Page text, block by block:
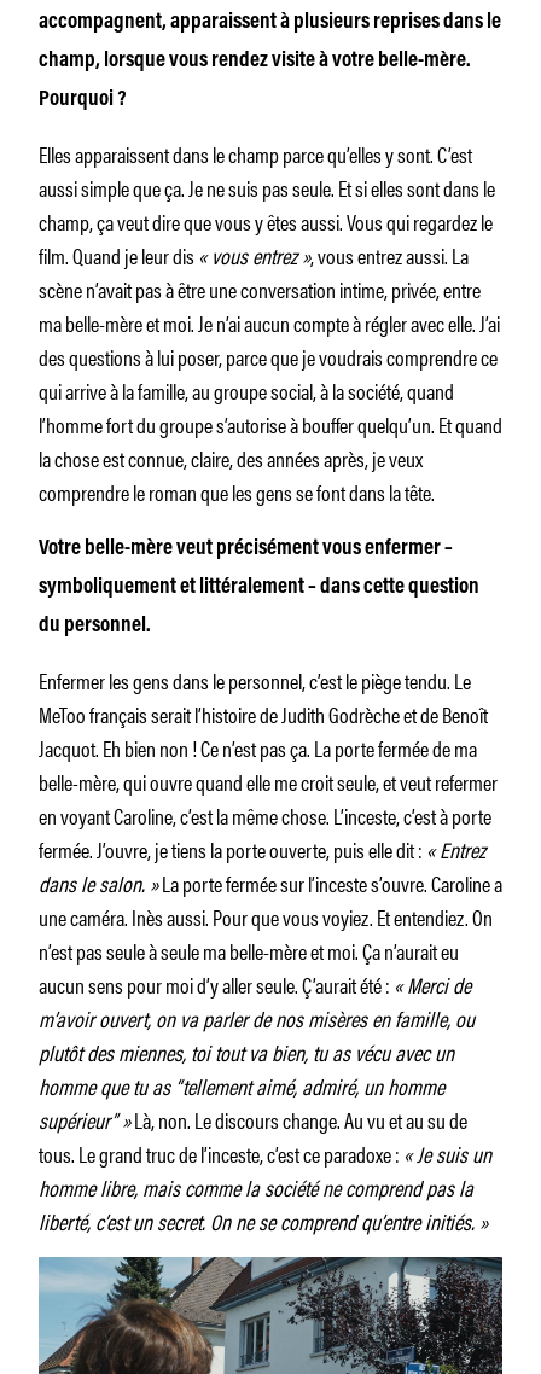
accompagnent, apparaissent à plusieurs reprises dans le
champ, lorsque vous rendez visite à votre belle-mère.
Pourquoi ?
Elles apparaissent dans le champ parce qu’elles y sont. C’est
aussi simple que ça. Je ne suis pas seule. Et si elles sont dans le
champ, ça veut dire que vous y êtes aussi. Vous qui regardez le
film. Quand je leur dis« vous entrez », vous entrez aussi. La
scène n’avait pas à être une conversation intime, privée, entre
ma belle-mère et moi. Je n’ai aucun compte à régler avec elle. J’ai
des questions à lui poser, parce que je voudrais comprendre ce
qui arrive à la famille, au groupe social, à la société, quand
l’homme fort du groupe s’autorise à bouffer quelqu’un. Et quand
la chose est connue, claire, des années après, je veux
comprendre le roman que les gens se font dans la tête.
Votre belle-mère veut précisément vous enfermer –
symboliquement et littéralement – dans cette question
du personnel.
Enfermer les gens dans le personnel, c’est le piège tendu. Le
MeToo français serait l’histoire de Judith Godrèche et de Benoît
Jacquot. Eh bien non ! Ce n’est pas ça. La porte fermée de ma
belle-mère, qui ouvre quand elle me croit seule, et veut refermer
en voyant Caroline, c’est la même chose. L’inceste, c’est à porte
fermée. J’ouvre, je tiens la porte ouverte, puis elle dit : « Entrez
dans le salon. »La porte fermée sur l’inceste s’ouvre. Caroline a
une caméra. Inès aussi. Pour que vous voyiez. Et entendiez. On
n’est pas seule à seule ma belle-mère et moi. Ça n’aurait eu
aucun sens pour moi d’y aller seule. Ç’aurait été : « Merci de
m’avoir ouvert, on va parler de nos misères en famille, ou
plutôt des miennes, toi tout va bien, tu as vécu avec un
homme que tu as “tellement aimé, admiré, un homme
supérieur” »Là, non. Le discours change. Au vu et au su de
tous. Le grand truc de l’inceste, c’est ce paradoxe : « Je suis un
homme libre, mais comme la société ne comprend pas la
liberté, c’est un secret. On ne se comprend qu’entre initiés. »